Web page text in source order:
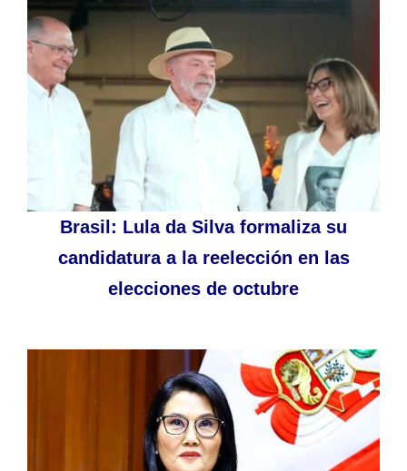
Brasil: Lula da Silva formaliza su
candidatura a la reelección en las
elecciones de octubre